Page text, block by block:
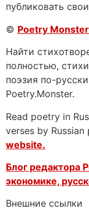
публиковать
© Poetry Monster
Найти
полностью,
поэзия по-
Poetry.Monster.
Read poetry in
verses by
website.
Блог редактора
экономике,
Внешние ссылки